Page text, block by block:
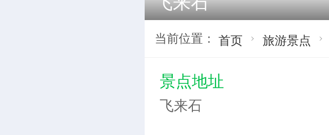
当前位置： 首页 旅游景点
景点地址
飞来石